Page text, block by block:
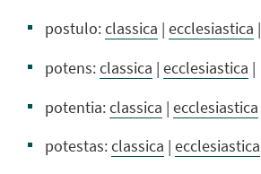
postulo:classica | ecclesiastica |
potens:classica | ecclesiastica |
potentia:classica | ecclesiastica
potestas:classica | ecclesiastica